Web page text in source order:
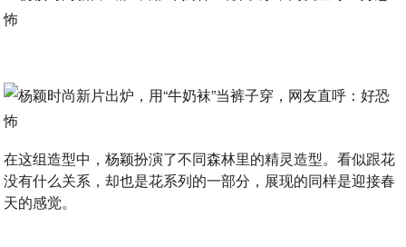
在这组造型中，杨颖扮演了不同森林里的精灵造型。看似跟花
没有什么关系，却也是花系列的一部分，展现的同样是迎接春
天的感觉。